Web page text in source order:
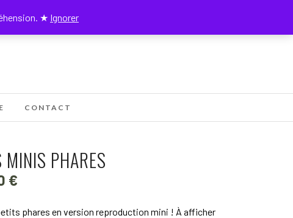
CONTACT
MINIS PHARES
€
phares en version reproduction mini ! À afficher
★ Ignorer